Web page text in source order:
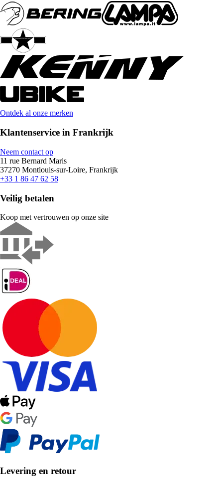
Ontdek al onze merken
Klantenservice in Frankrijk
Neem contact op
11 rue Bernard Maris
37270 Montlouis-sur-Loire, Frankrijk
+33 1 86 47 62 58
Veilig betalen
Koop met vertrouwen op onze site
Levering en retour